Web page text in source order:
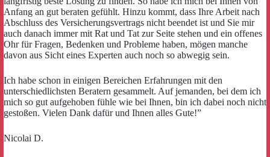
Anfang an gut beraten gefühlt. Hinzu kommt, dass Ihre Arbeit nach
Abschluss des Versicherungsvertrags nicht beendet ist und Sie mir
auch danach immer mit Rat und Tat zur Seite stehen und ein offenes
Ohr für Fragen, Bedenken und Probleme haben, mögen manche
davon aus Sicht eines Experten auch noch so abwegig sein.
Ich habe schon in einigen Bereichen Erfahrungen mit den
unterschiedlichsten Beratern gesammelt. Auf jemanden, bei dem ich
mich so gut aufgehoben fühle wie bei Ihnen, bin ich dabei noch nicht
gestoßen. Vielen Dank dafür und Ihnen alles Gute!”
Nicolai D.